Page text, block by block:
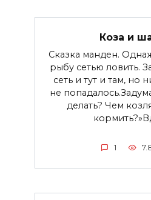
Коза и
Сказка манден.
рыбу сетью ловить.
сеть и тут и там, но
не
делать? Чем
1